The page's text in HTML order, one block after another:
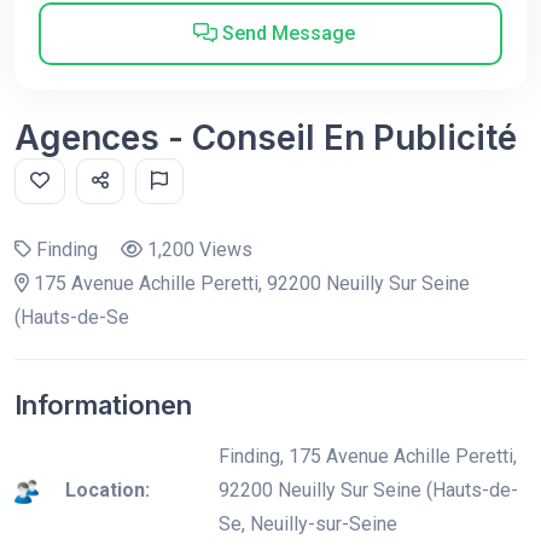
Send Message
Agences - Conseil En Publicité
Finding
1,200 Views
175 Avenue Achille Peretti, 92200 Neuilly Sur Seine
(Hauts-de-Se
Informationen
Location:
Finding, 175 Avenue Achille Peretti,
92200 Neuilly Sur Seine (Hauts-de-
Se, Neuilly-sur-Seine